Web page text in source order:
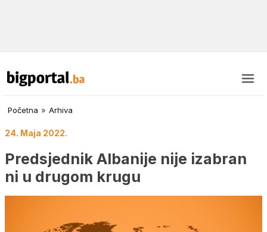
Početna » Arhiva
24. Maja 2022.
Predsjednik Albanije nije izabran
ni u drugom krugu